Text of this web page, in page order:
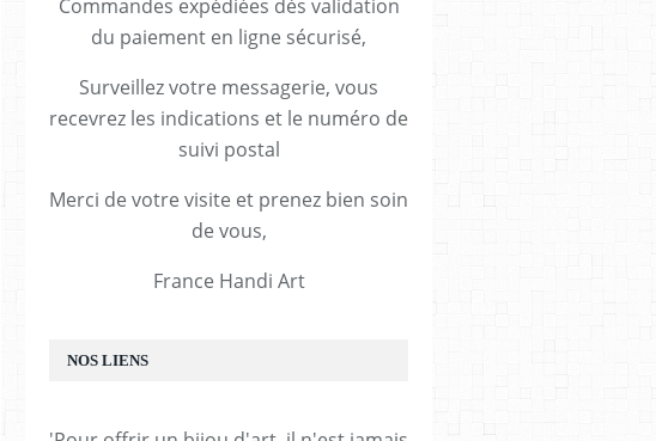
Commandes expédiées dès validation
du paiement en ligne sécurisé,
Surveillez votre messagerie, vous
recevrez les indications et le numéro de
suivi postal
Merci de votre visite et prenez bien soin
de vous,
France Handi Art
NOS LIENS